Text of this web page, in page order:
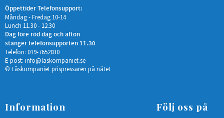
Öppettider Telefonsupport:
Måndag - Fredag 10-14
Lunch 11.30 - 12.30
Dag före röd dag och afton
stänger telefonsupporten 11.30
Telefon: 019-7652030
E-post: info@laskompaniet.se
© Låskompaniet prispressaren på nätet
Information Följ oss på